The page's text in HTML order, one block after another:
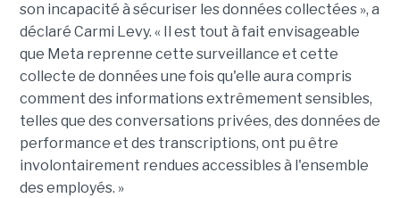
son incapacité à sécuriser les données collectées », a
déclaré Carmi Levy. « Il est tout à fait envisageable
que Meta reprenne cette surveillance et cette
collecte de données une fois qu'elle aura compris
comment des informations extrêmement sensibles,
telles que des conversations privées, des données de
performance et des transcriptions, ont pu être
involontairement rendues accessibles à l'ensemble
des employés. »